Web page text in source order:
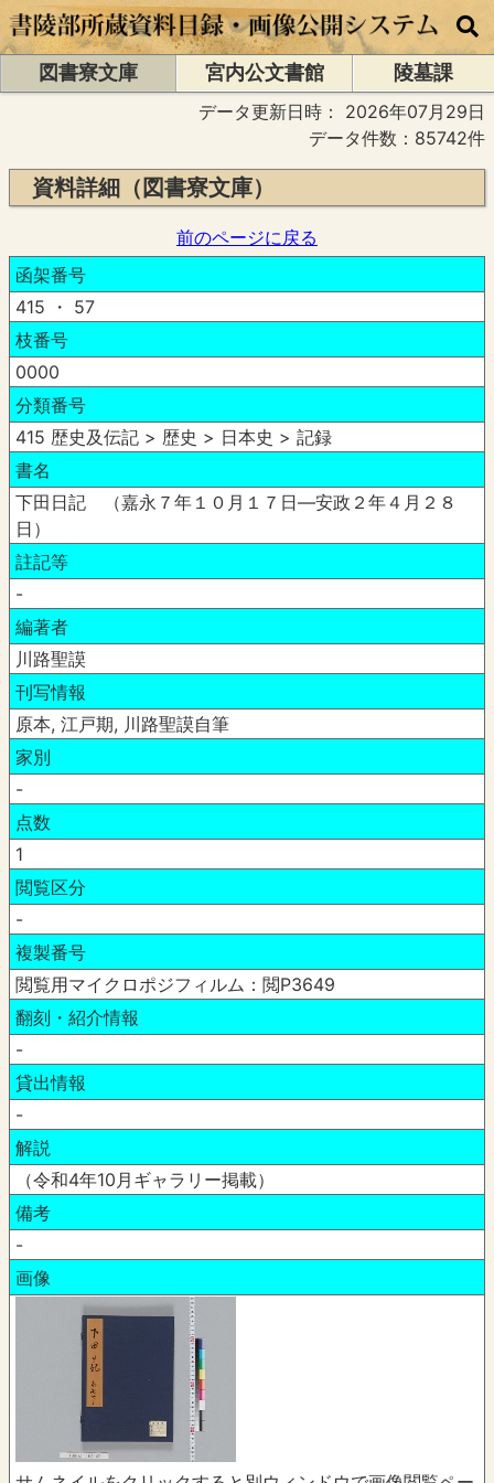
図書寮文庫 宮内公文書館
陵墓課
データ更新日時： 2026年07月29日
データ件数：85742件
資料詳細（図書寮文庫）
前のページに戻る
函架番号
415 ・ 57
枝番号
0000
分類番号
415 歴史及伝記 > 歴史 > 日本史 > 記録
書名
下田日記 （嘉永７年１０月１７日―安政２年４月２８
日）
註記等
-
編著者
川路聖謨
刊写情報
原本, 江戸期, 川路聖謨自筆
家別
-
点数
1
閲覧区分
-
複製番号
閲覧用マイクロポジフィルム：閲P3649
翻刻・紹介情報
-
貸出情報
-
解説
（令和4年10月ギャラリー掲載）
備考
-
画像